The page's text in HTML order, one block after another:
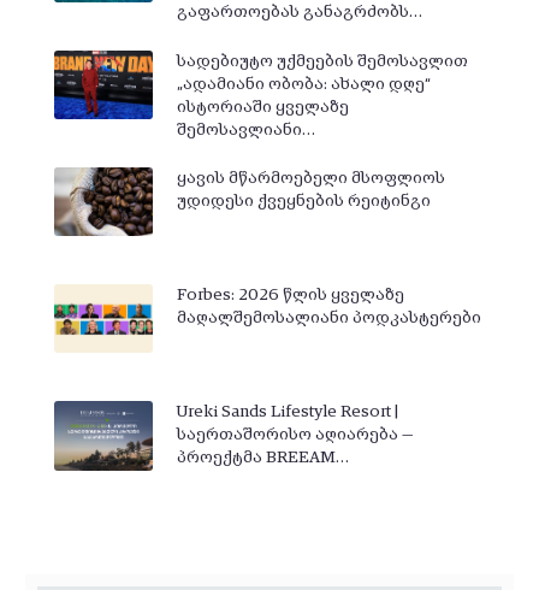
გაფართოებას განაგრძობს…
სადებიუტო უქმეების შემოსავლით
„ადამიანი ობობა: ახალი დღე“
ისტორიაში ყველაზე
შემოსავლიანი…
ყავის მწარმოებელი მსოფლიოს
უდიდესი ქვეყნების რეიტინგი
Forbes: 2026 წლის ყველაზე
მაღალშემოსალიანი პოდკასტერები
Ureki Sands Lifestyle Resort |
საერთაშორისო აღიარება —
პროექტმა BREEAM…